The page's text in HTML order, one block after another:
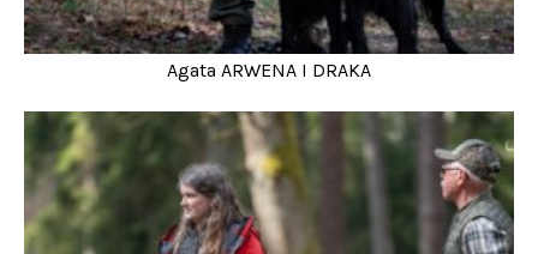
Agata ARWENA I DRAKA